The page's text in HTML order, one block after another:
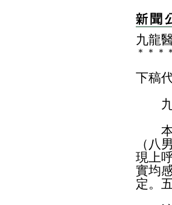
九龍
＊ ＊ ＊ ＊
下稿
九
本
（八
現上
實均
定。